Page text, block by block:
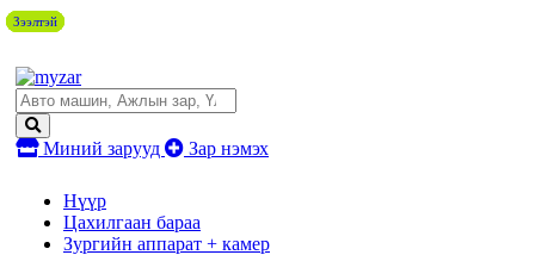
Миний зарууд Зар нэмэх
Нүүр
Цахилгаан бараа
Зургийн аппарат + камер
Зээлтэй
Зээлтэй
Зээлтэй
Зээлтэй
Зээлтэй